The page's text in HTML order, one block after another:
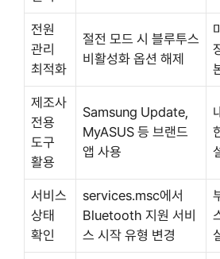
전원
관리
최적화
절전 모드 시 블루투스
비활성화 옵션 해제
제조사
전용
도구
활용
Samsung Update,
MyASUS 등 브랜드
앱 사용
서비스
상태
확인
services.msc에서
Bluetooth 지원 서비
스 시작 유형 변경